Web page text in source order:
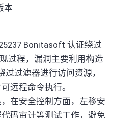
本
Bonitasoft 认证绕过
过程，漏洞主要利用构造
过过滤器进行访问资源，
远程命令执行。
在安全控制方面，左移安
码审计等测试工作，避免